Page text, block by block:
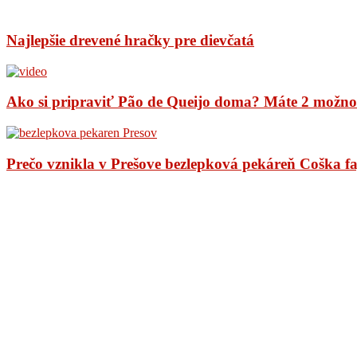
Najlepšie drevené hračky pre dievčatá
Ako si pripraviť Pão de Queijo doma? Máte 2
Prečo vznikla v Prešove bezlepková pekáreň Coška